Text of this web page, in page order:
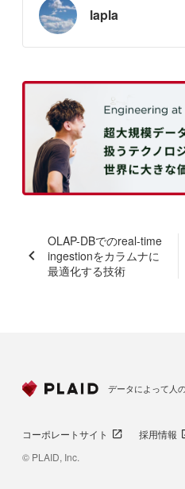
lapla
OLAP-DBでのreal-time
ingestionをカラムナに
最適化する技術
データによって人
コーポレートサイト 採用情報
© PLAID, Inc.